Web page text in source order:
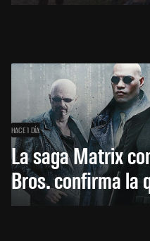
HACE 1 DÍA
La saga Matrix
Bros. confirma la